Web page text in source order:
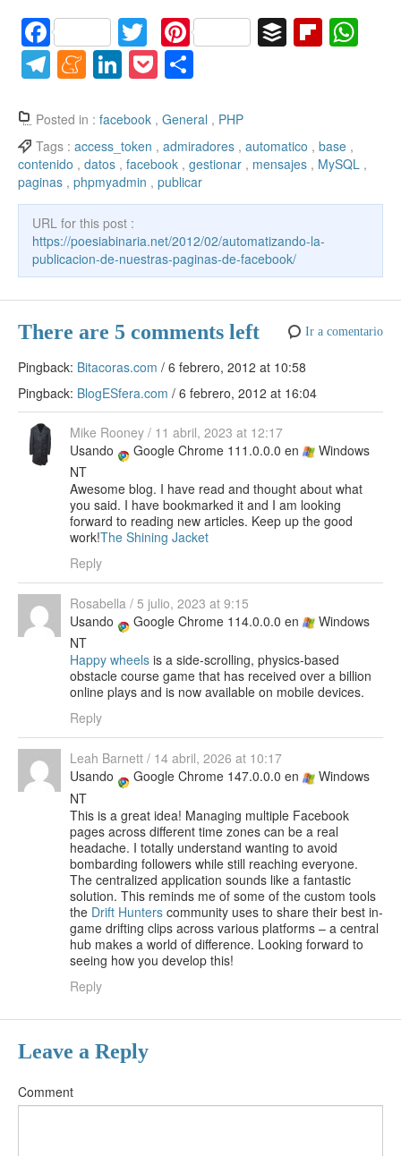
F
a
c
e
b
o
o
k
T
w
itt
er
Pi
nt
er
e
st
B Fl
ar
d p
p
T
e
gr
a
m
M
n
e
a
m
e
Li
k
e
dI
n
P
ck
et
m
p
ar
tir
Posted in : facebook , General , PHP
Tags : access_token , admiradores , automatico , base ,
contenido , datos , facebook , gestionar , mensajes , MySQL ,
paginas , phpmyadmin , publicar
URL for this post :
https://poesiabinaria.net/2012/02/automatizando-la-
publicacion-de-nuestras-paginas-de-facebook/
There are 5 comments left Ir a comentario
Pingback: Bitacoras.com / 6 febrero, 2012 at 10:58
Pingback: BlogESfera.com / 6 febrero, 2012 at 16:04
Mike Rooney / 11 abril, 2023 at 12:17
Usando
Google Chrome 111.0.0.0 en
Windows
NT
Awesome blog. I have read and thought about what
you said. I have bookmarked it and I am looking
forward to reading new articles. Keep up the good
work!The Shining Jacket
Reply
Rosabella / 5 julio, 2023 at 9:15
Usando
Google Chrome 114.0.0.0 en
Windows
NT
Happy wheels is a side-scrolling, physics-based
obstacle course game that has received over a billion
online plays and is now available on mobile devices.
Reply
Leah Barnett / 14 abril, 2026 at 10:17
Usando
Google Chrome 147.0.0.0 en
Windows
NT
This is a great idea! Managing multiple Facebook
pages across different time zones can be a real
headache. I totally understand wanting to avoid
bombarding followers while still reaching everyone.
The centralized application sounds like a fantastic
solution. This reminds me of some of the custom tools
the Drift Hunters community uses to share their best in-
game drifting clips across various platforms – a central
hub makes a world of difference. Looking forward to
seeing how you develop this!
Reply
Leave a Reply
Comment